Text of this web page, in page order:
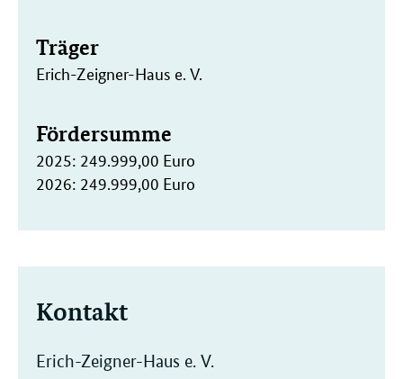
Träger
Erich-Zeigner-Haus e. V.
Fördersumme
2025: 249.999,00 Euro
2026: 249.999,00 Euro
Kontakt
Erich-Zeigner-Haus e. V.